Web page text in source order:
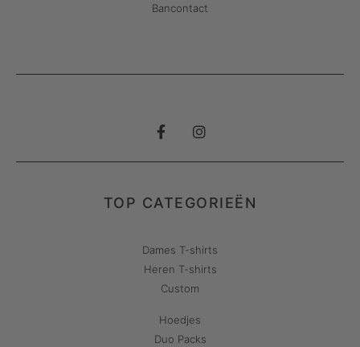
Bancontact
TOP CATEGORIEËN
Dames T-shirts
Heren T-shirts
Custom
Hoedjes
Duo Packs